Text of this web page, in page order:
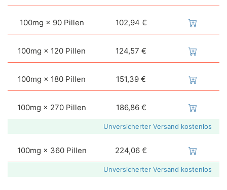
100mg × 90 Pillen 102,94 €
100mg × 120 Pillen 124,57 €
100mg × 180 Pillen 151,39 €
100mg × 270 Pillen 186,86 €
Unversicherter Versand kostenlos
100mg × 360 Pillen 224,06 €
Unversicherter Versand kostenlos